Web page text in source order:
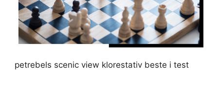
petrebels scenic view klorestativ beste i test